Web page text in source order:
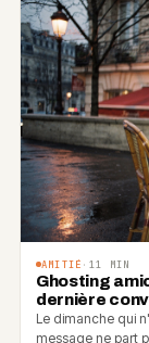
AMITIÉ · 11 MIN
Ghosting
dernière
Le dimanche qui
message ne part